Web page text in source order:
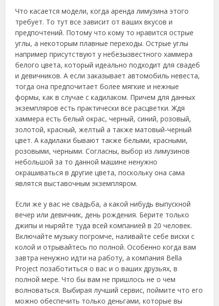
Что касается модели, когда аренда лимузина этого
требует. То тут все зависит от ваших вкусов и
предпочтений. Потому что кому то нравится острые
углы, а некоторым плавные переходы. Острые углы
например присутствуют у небезызвестного хаммера
белого цвета, который идеально подходит для свадеб
и девичников. А если заказывает автомобиль невеста,
тогда она предпочитает более мягкие и нежные
формы, как в случае с кадилаком. Причем для данных
экземпляров есть практически все расцветки. Ждя
хаммера есть белый окрас, черный, синий, розовый,
золотой, красный, желтый а также матовый-черный
цвет. А кадилаки бывают также белыми, красными,
розовыми, черными. Согласны, выбор из лимузинов
небольшой за то данной машине ненужно
окрашиваться в другие цвета, поскольку она сама
являтся выставочным экземпляром.
Если же у вас не свадьба, а какой нибудь выпускной
вечер или девичник, день рождения. Берите только
джипы и ныряйте туда всей компанией в 20 человек.
Включайте музыку погромче, наливайте себе виски с
колой и отрывайтесь по полной. Особенно когда вам
завтра ненужно идти на работу, а компания Bella
Project позаботиться о вас и о ваших друзьях, в
полной мере. Что бы вам не пришлось не о чем
волноваться. Выбирая лучший сервис, поймите что его
можно обеспечить только деньгами, которые вы